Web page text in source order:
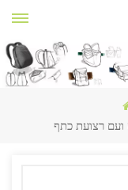
רצועת כתף